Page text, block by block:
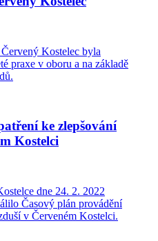
Kostelec byla
praxe v oboru a na základě
ke zlepšování
Kostelci
dne 24. 2. 2022
Časový plán provádění
v Červeném Kostelci.